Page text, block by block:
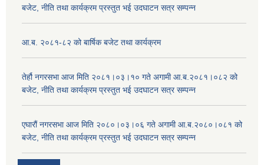
बजेट, नीति तथा कार्यक्रम प्रस्तुत भई उदघाटन सत्र सम्पन्न
आ.ब. २०८१-८२ को बार्षिक बजेट तथा कार्यक्रम
तेर्हौ नगरसभा आज मिति २०८१।०३।१० गते अगामी आ.ब.२०८१।०८२ को
बजेट, नीति तथा कार्यक्रम प्रस्तुत भई उदघाटन सत्र सम्पन्न
एघारौं नगरसभा आज मिति २०८०।०३।०६ गते अगामी आ.ब.२०८०।०८१ को
बजेट, नीति तथा कार्यक्रम प्रस्तुत भई उदघाटन सत्र सम्पन्न